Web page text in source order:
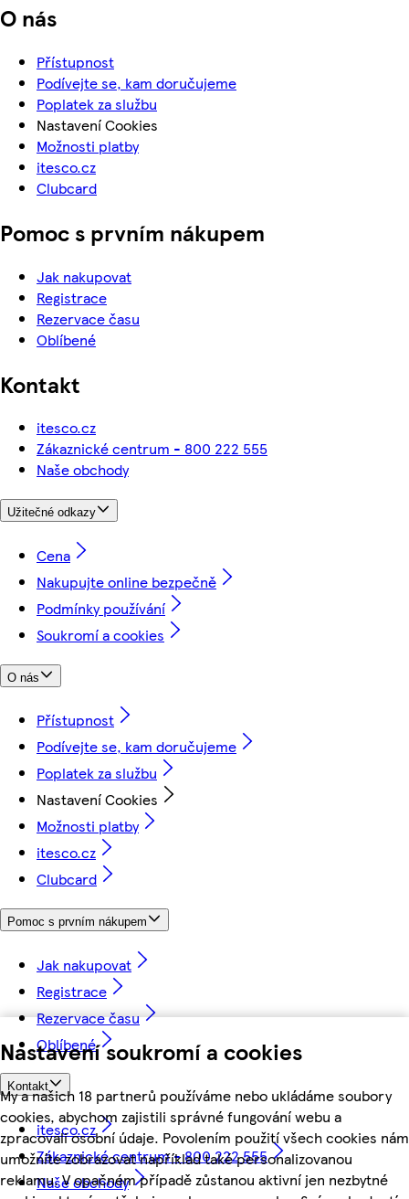
Nastavení soukromí a cookies
My a našich 18 partnerů používáme nebo ukládáme soubory
cookies, abychom zajistili správné fungování webu a
zpracovali osobní údaje. Povolením použití všech cookies nám
umožníte zobrazovat například také personalizovanou
reklamu. V opačném případě zůstanou aktivní jen nezbytné
O nás
Přístupnost
Podívejte se, kam doručujeme
Poplatek za službu
Nastavení Cookies
Možnosti platby
itesco.cz
Clubcard
Pomoc s prvním nákupem
Jak nakupovat
Registrace
Rezervace času
Oblíbené
Kontakt
itesco.cz
Zákaznické centrum - 800 222 555
Naše obchody
Užitečné odkazy
Cena
Nakupujte online bezpečně
Podmínky používání
Soukromí a cookies
O nás
Přístupnost
Podívejte se, kam doručujeme
Poplatek za službu
Nastavení Cookies
Možnosti platby
itesco.cz
Clubcard
Pomoc s prvním nákupem
Jak nakupovat
Registrace
Rezervace času
Oblíbené
Kontakt
itesco.cz
Zákaznické centrum - 800 222 555
Naše obchody